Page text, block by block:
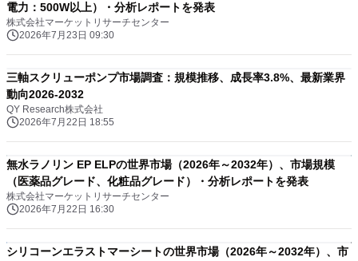
電力：500W以上）・分析レポートを発表
株式会社マーケットリサーチセンター
2026年7月23日 09:30
三軸スクリューポンプ市場調査：規模推移、成長率3.8%、最新業界
動向2026-2032
QY Research株式会社
2026年7月22日 18:55
無水ラノリン EP ELPの世界市場（2026年～2032年）、市場規模
（医薬品グレード、化粧品グレード）・分析レポートを発表
株式会社マーケットリサーチセンター
2026年7月22日 16:30
シリコーンエラストマーシートの世界市場（2026年～2032年）、市